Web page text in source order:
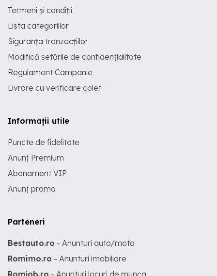
Termeni și condiții
Lista categoriilor
Siguranța tranzacțiilor
Modifică setările de confidențialitate
Regulament Campanie
Livrare cu verificare colet
Informații utile
Puncte de fidelitate
Anunț Premium
Abonament VIP
Anunț promo
Parteneri
Bestauto.ro - Anunturi auto/moto
Romimo.ro - Anunturi imobiliare
Romjob.ro - Anunturi locuri de munca